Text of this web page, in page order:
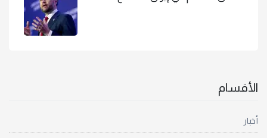
الأقسام
أخبار